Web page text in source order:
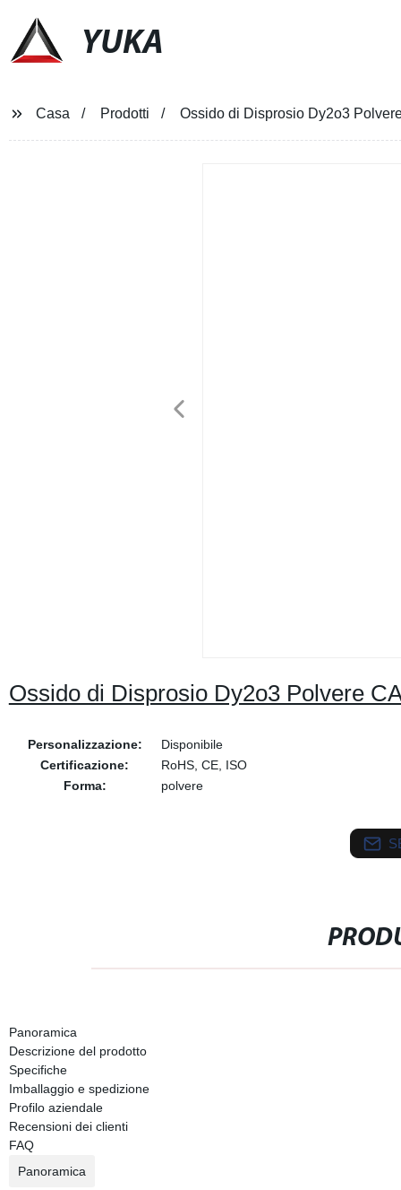
YUKA
Casa Prodotti Ossido di Disprosio Dy2o3
Ossido di Disprosio Dy2o3 Polvere
Personalizzazione:
Disponibile
Certificazione:
RoHS, CE, ISO
Forma:
polvere
Panoramica
Descrizione del prodotto
Specifiche
Imballaggio e spedizione
Profilo aziendale
Recensioni dei clienti
FAQ
Panoramica